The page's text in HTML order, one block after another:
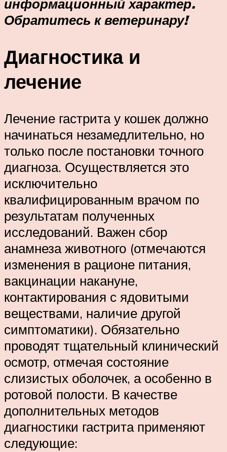
информационный характер.
Обратитесь к ветеринару!
Диагностика и
лечение
Лечение гастрита у кошек должно
начинаться незамедлительно, но
только после постановки точного
диагноза. Осуществляется это
исключительно
квалифицированным врачом по
результатам полученных
исследований. Важен сбор
анамнеза животного (отмечаются
изменения в рационе питания,
вакцинации накануне,
контактирования с ядовитыми
веществами, наличие другой
симптоматики). Обязательно
проводят тщательный клинический
осмотр, отмечая состояние
слизистых оболочек, а особенно в
ротовой полости. В качестве
дополнительных методов
диагностики гастрита применяют
следующие: